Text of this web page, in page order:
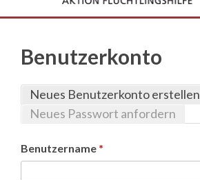
Benutzerkonto
Haupt-Reiter
Neues Benutzerkonto erstellen
Neues Passwort anfordern
Benutzername *